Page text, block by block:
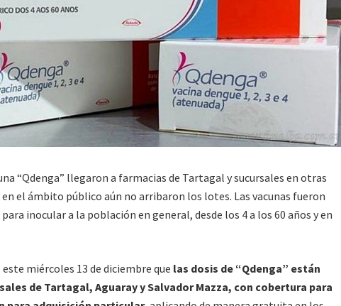
“Qdenga” llegaron a farmacias de Tartagal y sucursales en otras
el ámbito público aún no arribaron los lotes. Las vacunas fueron
inocular a la población en general, desde los 4 a los 60 años y en
miércoles 13 de diciembre que las dosis de “Qdenga” están
de Tartagal, Aguaray y Salvador Mazza, con cobertura para